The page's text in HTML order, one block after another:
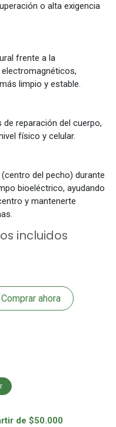
o alta exigencia
frente a la
limpio y estable.
reparación del cuerpo,
físico y celular.
del pecho) durante
bioeléctrico, ayudando
y mantenerte
incluidos
Comprar ahora
de $50.000